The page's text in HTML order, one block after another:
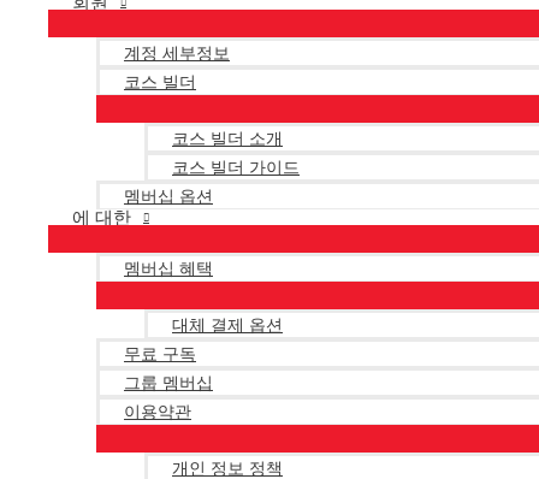
계정 세부정보
코스 빌더
코스 빌더 소개
코스 빌더 가이드
멤버십 옵션
에 대한
멤버십 혜택
대체 결제 옵션
무료 구독
그룹 멤버십
이용약관
개인 정보 정책